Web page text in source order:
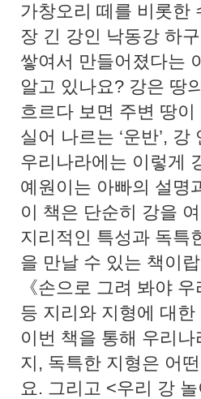
가창오리 떼를 비롯한
장 긴 강인 낙동강 하
쌓여서 만들어졌다는
알고 있나요? 강은 땅
흐르다 보면 주변 땅이
실어 나르는 ‘운반’,
우리나라에는 이렇게
예원이는 아빠의 설명
이 책은 단순히 강을
지리적인 특성과 독특
을 만날 수 있는 책이
《손으로 그려 봐야
등 지리와 지형에 대
이번 책을 통해 우리
지, 독특한 지형은 어
요. 그리고 <우리 강